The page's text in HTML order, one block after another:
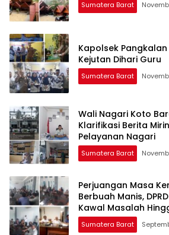
Sumatera Barat
Kapolsek
Kejutan Dihari Guru
Sumatera Barat
Wali Nagari Koto
Klarifikasi Berita
Pelayanan Nagari
Sumatera Barat
Perjuangan Masa
Berbuah Manis,
Kawal Masalah
Sumatera Barat